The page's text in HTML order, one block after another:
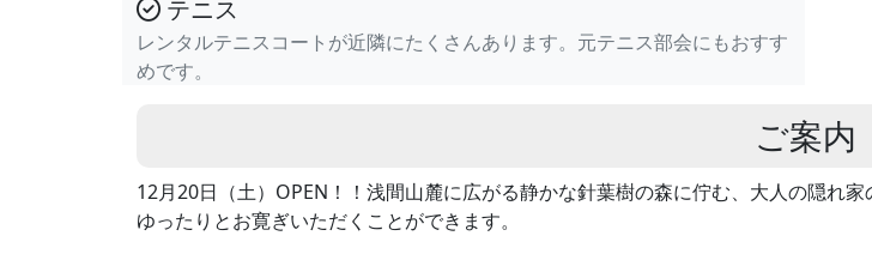
テニス
レンタルテニスコートが近隣にたくさんあります。元テニス部会にもおすす
めです。
ご案内
12月20日（土）OPEN！！浅間山麓に広がる静かな針葉樹の森に佇む、大人の隠れ
ゆったりとお寛ぎいただくことができます。